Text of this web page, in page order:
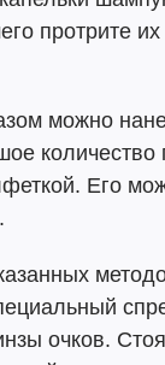
протрите их
можно
количество
Его
очков.